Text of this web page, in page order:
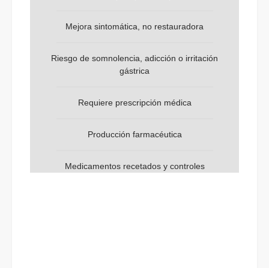
Mejora sintomática, no restauradora
Riesgo de somnolencia, adicción o irritación
gástrica
Requiere prescripción médica
Producción farmacéutica
Medicamentos recetados y controles